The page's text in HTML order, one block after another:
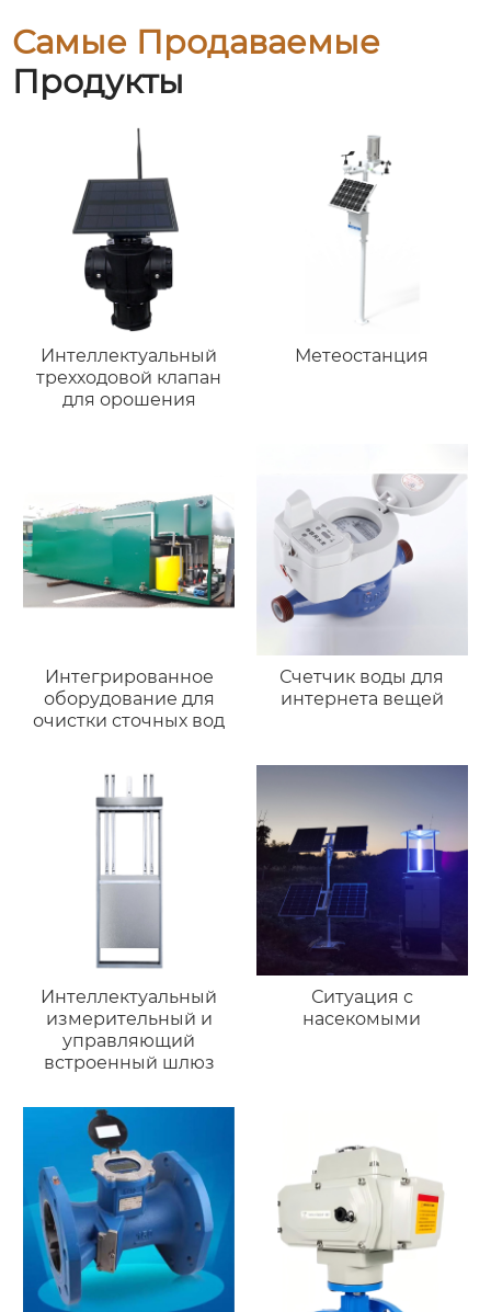
Самые Продаваемые
Продукты
Интеллектуальный
трехходовой клапан
для орошения
Метеостанция
Интегрированное
оборудование для
очистки сточных вод
Счетчик воды для
интернета вещей
Интеллектуальный
измерительный и
управляющий
встроенный шлюз
Ситуация с
насекомыми